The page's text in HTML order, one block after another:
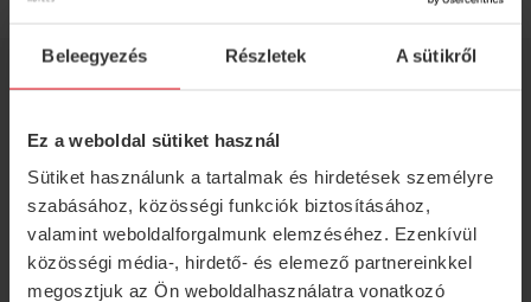
Beleegyezés Részletek A sütikről
Ez a weboldal sütiket használ
Sütiket használunk a tartalmak és hirdetések személyre
szabásához, közösségi funkciók biztosításához,
valamint weboldalforgalmunk elemzéséhez. Ezenkívül
közösségi média-, hirdető- és elemező partnereinkkel
megosztjuk az Ön weboldalhasználatra vonatkozó
H-7081 Simontornya, Malom út 33-34.
info@friedhotel.hu
+36 74 486 560
+36 74 486 566